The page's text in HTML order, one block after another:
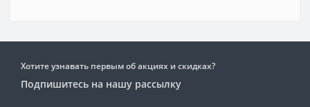
Хотите узнавать первым об акциях и скидках?
Подпишитесь на нашу рассылку